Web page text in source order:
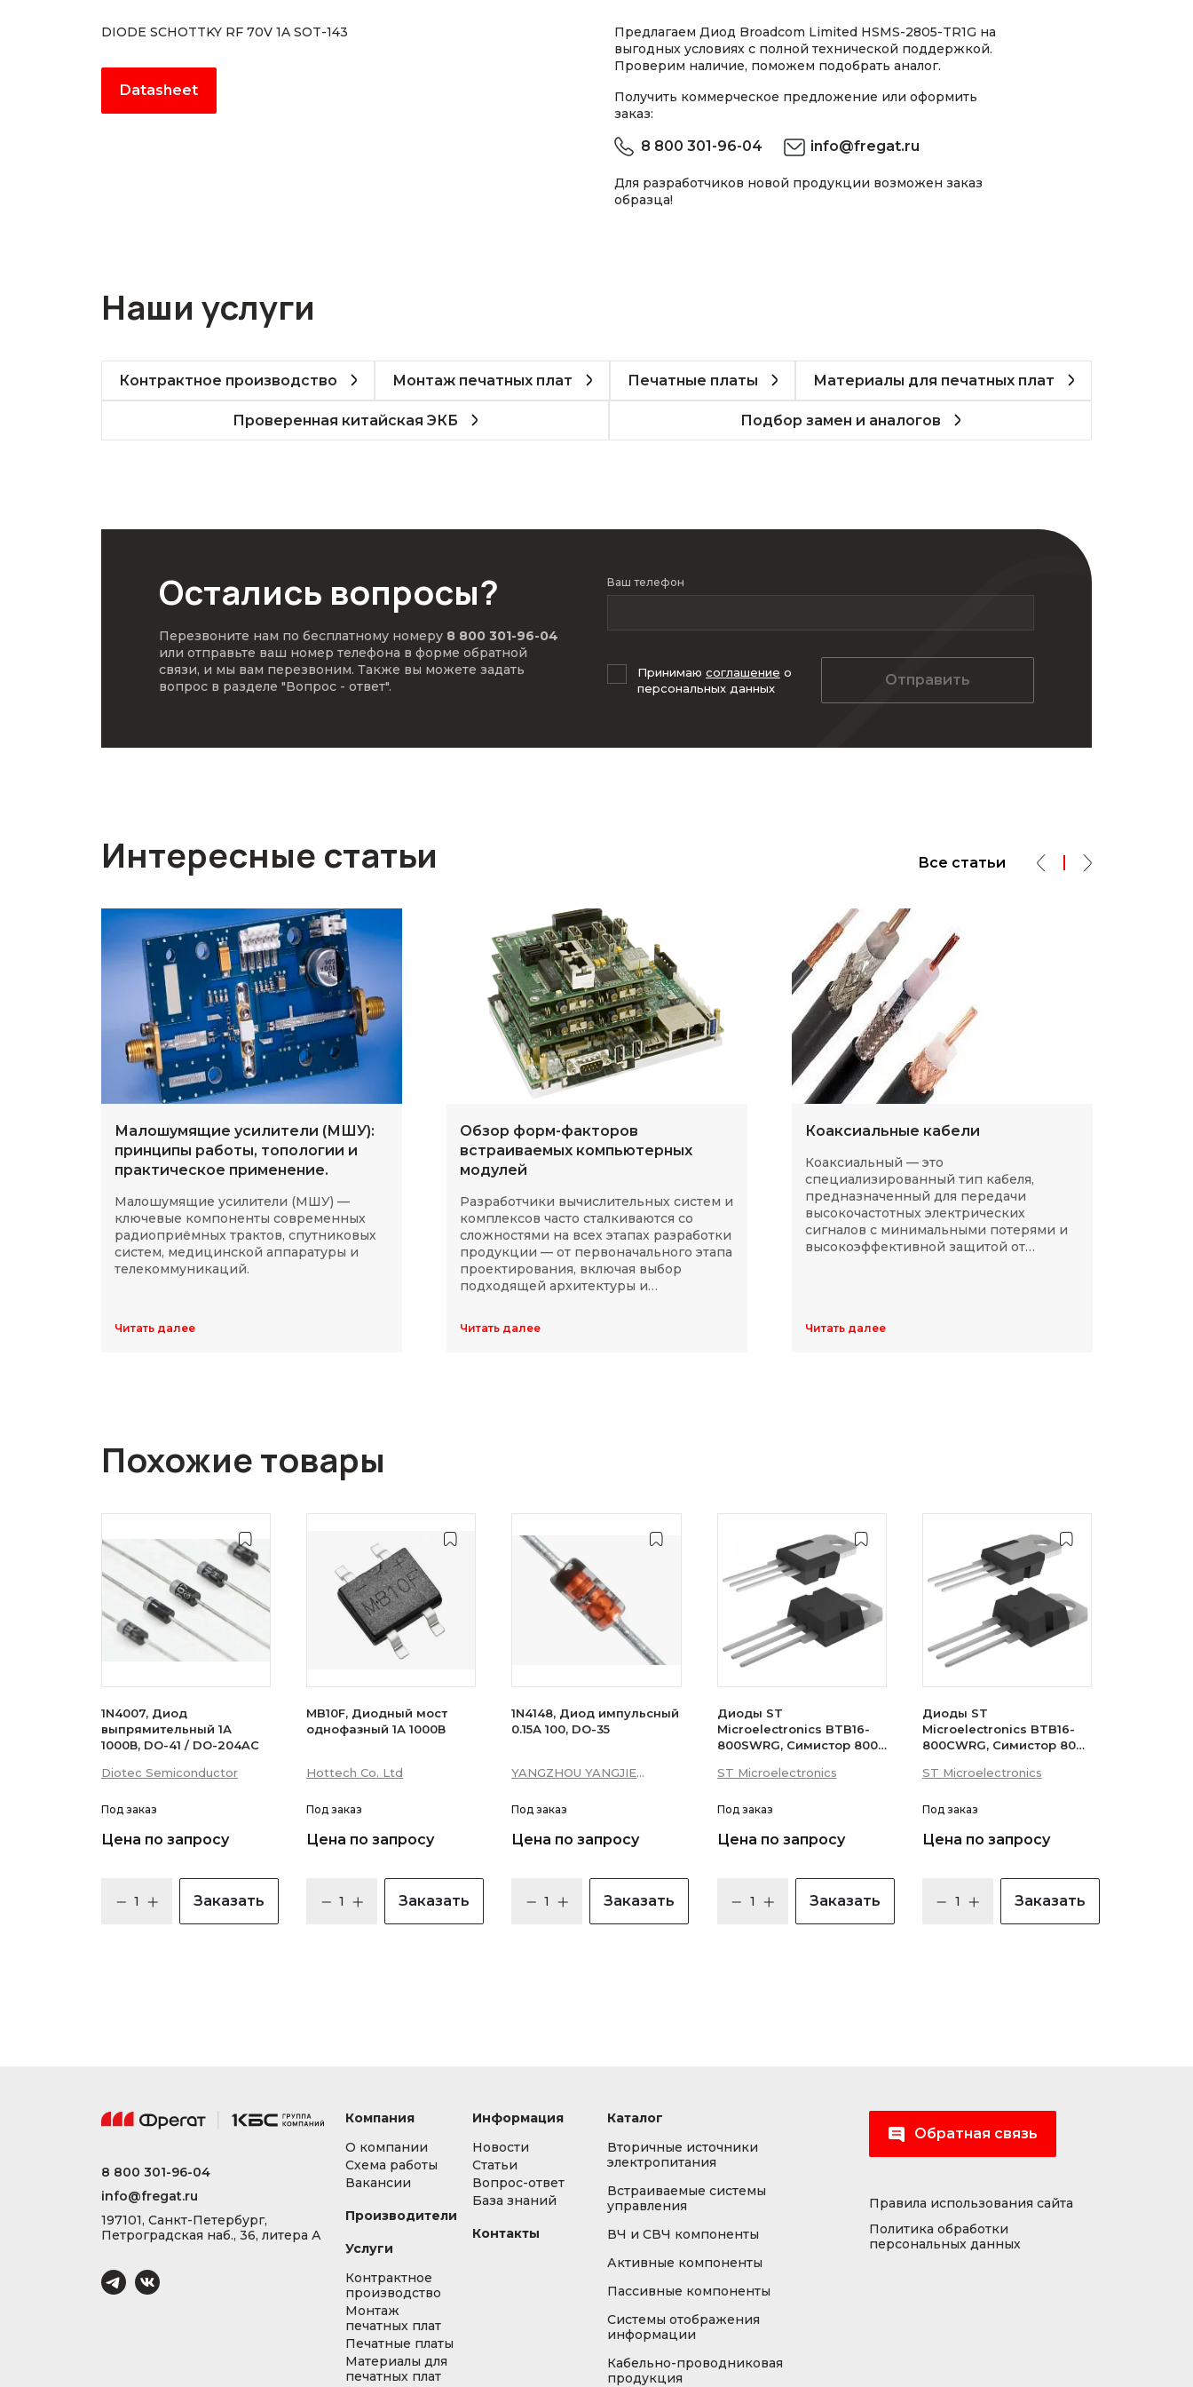
DIODE SCHOTTKY RF 70V 1A SOT-143
Datasheet
Предлагаем Диод Broadcom Limited HSMS-2805-TR1G на
выгодных условиях с полной технической поддержкой.
Проверим наличие, поможем подобрать аналог.
Получить коммерческое предложение или оформить
заказ:
8 800 301-96-04 info@fregat.ru
Для разработчиков новой продукции возможен заказ
образца!
Наши услуги
Контрактное производство Монтаж печатных плат Печатные платы Материалы для печатных плат
Проверенная китайская ЭКБ Подбор замен и аналогов
Остались вопросы?
Перезвоните нам по бесплатному номеру 8 800 301-96-04
или отправьте ваш номер телефона в форме обратной
связи, и мы вам перезвоним. Также вы можете задать
вопрос в разделе "Вопрос - ответ".
Ваш телефон
Принимаю соглашение о
персональных данных
Отправить
Интересные статьи Все статьи
Малошумящие усилители (МШУ):
принципы работы, топологии и
практическое применение.
Малошумящие усилители (МШУ) —
ключевые компоненты современных
радиоприёмных трактов, спутниковых
систем, медицинской аппаратуры и
телекоммуникаций.
Читать далее
Обзор форм-факторов
встраиваемых компьютерных
модулей
Разработчики вычислительных систем и
комплексов часто сталкиваются со
сложностями на всех этапах разработки
продукции — от первоначального этапа
проектирования, включая выбор
подходящей архитектуры и
длительного массового производства.
Читать далее
Коаксиальные кабели
Коаксиальный — это
специализированный тип кабеля,
предназначенный для передачи
высокочастотных электрических
сигналов с минимальными потерями и
высокоэффективной защитой от
Читать далее
Похожие товары
1N4007, Диод
выпрямительный 1А
1000В, DO-41 / DO-204AC
Diotec Semiconductor
Под заказ
Цена по запросу
Заказать
MB10F, Диодный мост
однофазный 1А 1000В
Hottech Co. Ltd
Под заказ
Цена по запросу
Заказать
1N4148, Диод импульсный
0.15А 100, DO-35
YANGZHOU YANGJIE
Под заказ
Цена по запросу
Заказать
Диоды ST
Microelectronics BTB16-
800SWRG, Симистор 800В
уровень)
ST Microelectronics
Под заказ
Цена по запросу
Заказать
Диоды ST
Microelectronics BTB16-
800CWRG, Симистор 800В
(бесснабберный)
ST Microelectronics
Под заказ
Цена по запросу
Заказать
8 800 301-96-04
info@fregat.ru
197101, Санкт-Петербург,
Петроградская наб., 36, литера А
Компания
О компании
Схема работы
Вакансии
Производители
Услуги
Контрактное
производство
Монтаж
печатных плат
Печатные платы
Материалы для
печатных плат
Информация
Новости
Статьи
Вопрос-ответ
База знаний
Контакты
Каталог
Вторичные источники
электропитания
Встраиваемые системы
управления
ВЧ и СВЧ компоненты
Активные компоненты
Пассивные компоненты
Системы отображения
информации
Кабельно-проводниковая
продукция
Обратная связь
Правила использования сайта
Политика обработки
персональных данных